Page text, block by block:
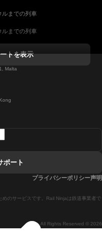
ルまでの列車
ルまでの列車
イまでの列車
での列車
アまでの列車
ンテまでの列車
トを表示
Malta
All Rights Reserved © 2026
のサービスです。Rail Ninjaは鉄道事業者で
ポート
プライバシーポリシー声明